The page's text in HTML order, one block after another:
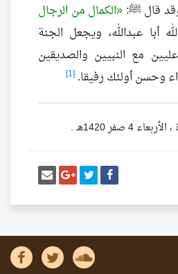
قال ﷺ: الكمال من الرجال
أبا عبدالله، ويجعل الجنة
مع النبيين والصديقين
وحسن أولئك رفيقا. [1]
4 صفر 1420هـ .
شارك على فيسبوك
أنشر تغريدةشارك على